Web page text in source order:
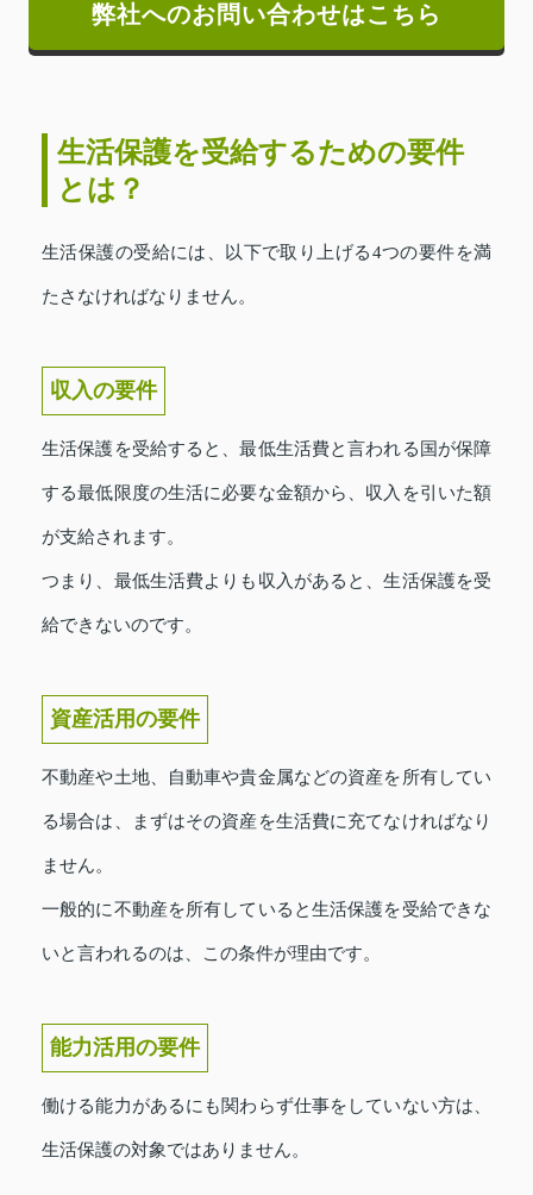
弊社へのお問い合わせはこちら
生活保護を受給するための要件
とは？
生活保護の受給には、以下で取り上げる4つの要件を満
たさなければなりません。
収入の要件
生活保護を受給すると、最低生活費と言われる国が保障
する最低限度の生活に必要な金額から、収入を引いた額
が支給されます。
つまり、最低生活費よりも収入があると、生活保護を受
給できないのです。
資産活用の要件
不動産や土地、自動車や貴金属などの資産を所有してい
る場合は、まずはその資産を生活費に充てなければなり
ません。
一般的に不動産を所有していると生活保護を受給できな
いと言われるのは、この条件が理由です。
能力活用の要件
働ける能力があるにも関わらず仕事をしていない方は、
生活保護の対象ではありません。